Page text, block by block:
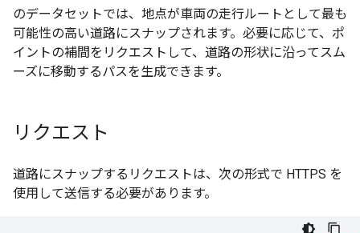
のデータセットでは、地点が車両の走行ルートとして最も
可能性の高い道路にスナップされます。必要に応じて、ポ
イントの補間をリクエストして、道路の形状に沿ってスム
ーズに移動するパスを生成できます。
リクエスト
道路にスナップするリクエストは、次の形式で HTTPS を
使用して送信する必要があります。